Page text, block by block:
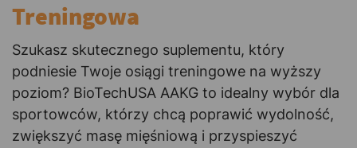
Treningowa
Szukasz skutecznego suplementu, który
podniesie Twoje osiągi treningowe na wyższy
poziom? BioTechUSA AAKG to idealny wybór dla
sportowców, którzy chcą poprawić wydolność,
zwiększyć masę mięśniową i przyspieszyć